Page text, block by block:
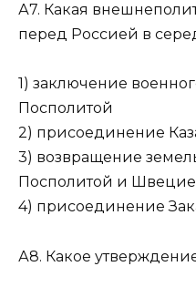
А7. Какая
перед Россией в
1) заключение
Посполитой
2) присоединение
3) возвращение
Посполитой и
4) присоединение
А8. Какое